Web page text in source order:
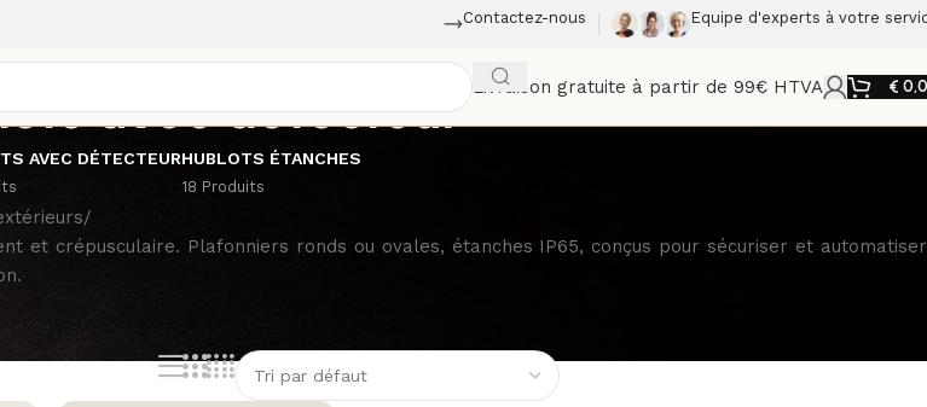
Contactez-nous Equipe d'experts à votre
Livraison gratuite à partir de 99€ HTVA €
avec détecteur
AVEC DÉTECTEURHUBLOTS ÉTANCHES
18 Produits
/
et crépusculaire. Plafonniers ronds ou ovales, étanches IP65, conçus pour sécuriser et automatiser